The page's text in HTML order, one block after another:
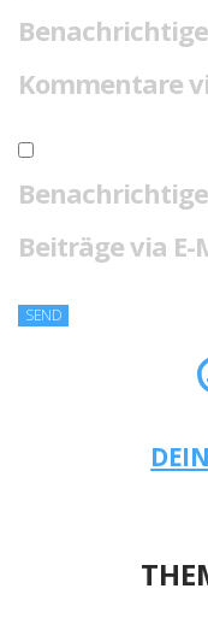
Kommentare
Beiträge via E-